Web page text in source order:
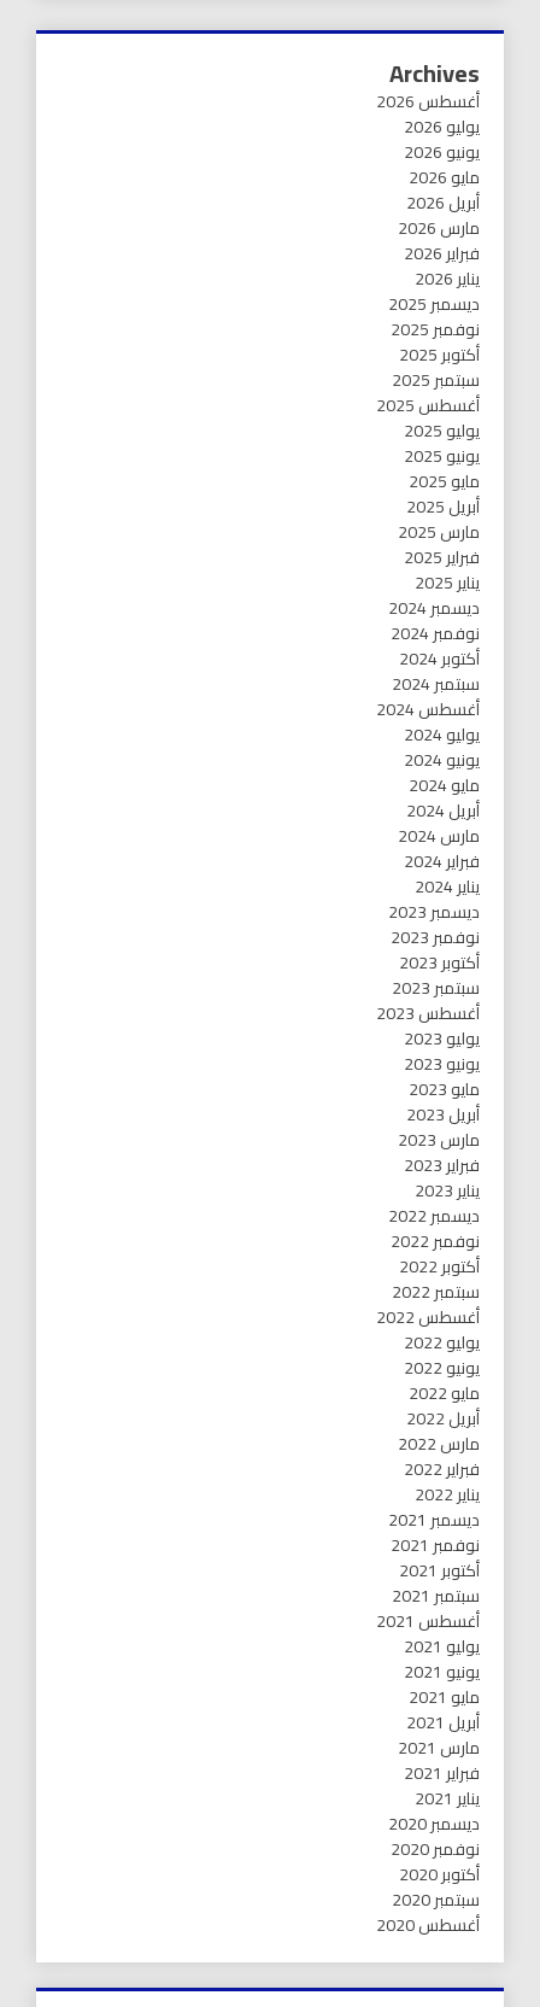
Archives
أغسطس 2026
يوليو 2026
يونيو 2026
مايو 2026
أبريل 2026
مارس 2026
فبراير 2026
يناير 2026
ديسمبر 2025
نوفمبر 2025
أكتوبر 2025
سبتمبر 2025
أغسطس 2025
يوليو 2025
يونيو 2025
مايو 2025
أبريل 2025
مارس 2025
فبراير 2025
يناير 2025
ديسمبر 2024
نوفمبر 2024
أكتوبر 2024
سبتمبر 2024
أغسطس 2024
يوليو 2024
يونيو 2024
مايو 2024
أبريل 2024
مارس 2024
فبراير 2024
يناير 2024
ديسمبر 2023
نوفمبر 2023
أكتوبر 2023
سبتمبر 2023
أغسطس 2023
يوليو 2023
يونيو 2023
مايو 2023
أبريل 2023
مارس 2023
فبراير 2023
يناير 2023
ديسمبر 2022
نوفمبر 2022
أكتوبر 2022
سبتمبر 2022
أغسطس 2022
يوليو 2022
يونيو 2022
مايو 2022
أبريل 2022
مارس 2022
فبراير 2022
يناير 2022
ديسمبر 2021
نوفمبر 2021
أكتوبر 2021
سبتمبر 2021
أغسطس 2021
يوليو 2021
يونيو 2021
مايو 2021
أبريل 2021
مارس 2021
فبراير 2021
يناير 2021
ديسمبر 2020
نوفمبر 2020
أكتوبر 2020
سبتمبر 2020
أغسطس 2020